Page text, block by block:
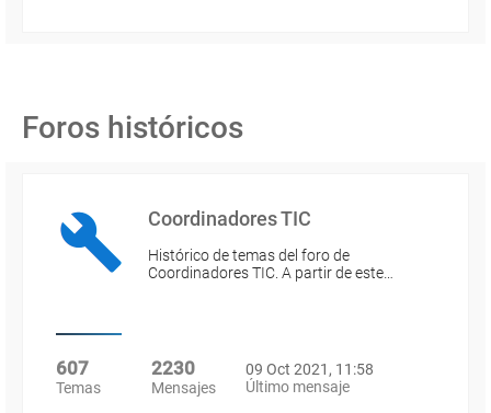
Foros históricos
Coordinadores TIC
Histórico de temas del foro de
Coordinadores TIC. A partir de este…
607
Temas
2230
Mensajes
09 Oct 2021, 11:58
Último mensaje